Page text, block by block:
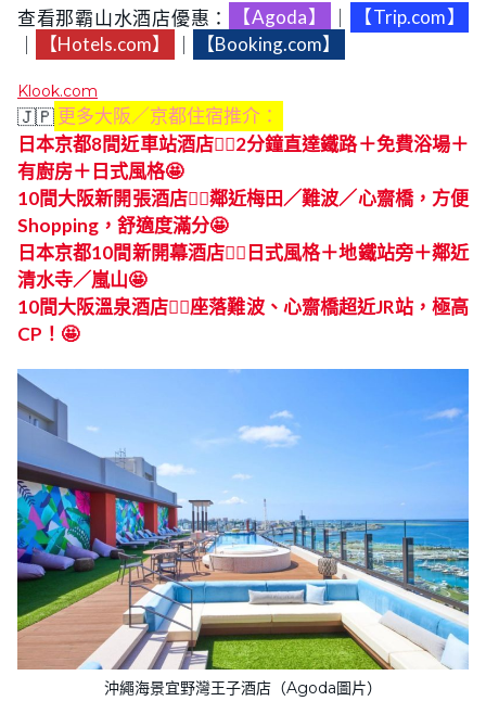
查看那霸山水酒店優惠： 【Agoda】
【Trip.com】
【Hotels.com】 【Booking.com】
Klook.com
🇯🇵更多大阪／京都住宿推介：
日本京都8間近車站酒店👍🏻2分鐘直達鐵路＋免費浴場＋
有廚房＋日式風格🤩
10間大阪新開張酒店👍🏻鄰近梅田／難波／心齋橋，方便
Shopping，舒適度滿分🤩
日本京都10間新開幕酒店👍🏻日式風格＋地鐵站旁＋鄰近
清水寺／嵐山🤩
10間大阪溫泉酒店👍🏻座落難波、心齋橋超近JR站，極高
CP！🤩
沖繩海景宜野灣王子酒店（Agoda圖片）